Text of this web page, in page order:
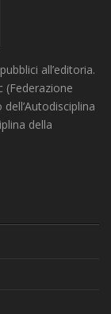
all’editoria.
(Federazione
della